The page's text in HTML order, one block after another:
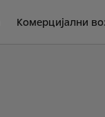
Комерцијални